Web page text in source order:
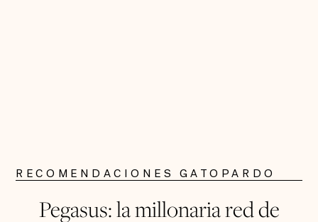
RECOMENDACIONES GATOPARDO
Pegasus: la millonaria red de